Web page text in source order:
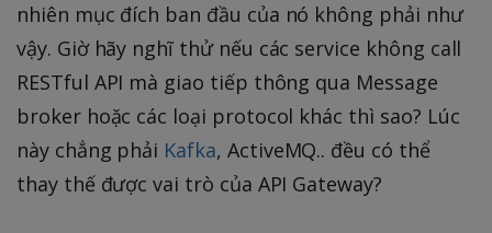
nhiên mục đích ban đầu của nó không phải như
vậy. Giờ hãy nghĩ thử nếu các service không call
RESTful API mà giao tiếp thông qua Message
broker hoặc các loại protocol khác thì sao? Lúc
này chẳng phải Kafka, ActiveMQ.. đều có thể
thay thế được vai trò của API Gateway?